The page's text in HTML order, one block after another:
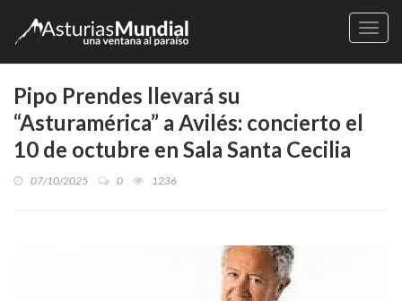
Pipo Prendes llevará su
“Asturamérica” a Avilés: concierto el
10 de octubre en Sala Santa Cecilia
07/10/2025 0 1236